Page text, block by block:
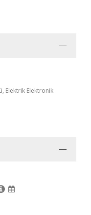
Elektrik Elektronik